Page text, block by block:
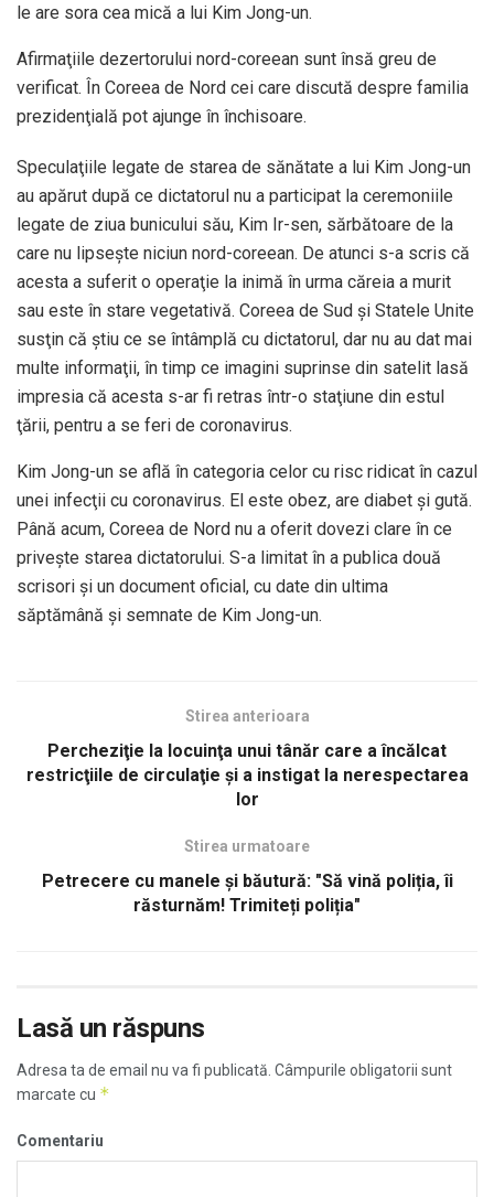
le are sora cea mică a lui Kim Jong-un.
Afirmaţiile dezertorului nord-coreean sunt însă greu de
verificat. În Coreea de Nord cei care discută despre familia
prezidenţială pot ajunge în închisoare.
Speculaţiile legate de starea de sănătate a lui Kim Jong-un
au apărut după ce dictatorul nu a participat la ceremoniile
legate de ziua bunicului său, Kim Ir-sen, sărbătoare de la
care nu lipseşte niciun nord-coreean. De atunci s-a scris că
acesta a suferit o operaţie la inimă în urma căreia a murit
sau este în stare vegetativă. Coreea de Sud şi Statele Unite
susţin că ştiu ce se întâmplă cu dictatorul, dar nu au dat mai
multe informaţii, în timp ce imagini suprinse din satelit lasă
impresia că acesta s-ar fi retras într-o staţiune din estul
ţării, pentru a se feri de coronavirus.
Kim Jong-un se află în categoria celor cu risc ridicat în cazul
unei infecţii cu coronavirus. El este obez, are diabet şi gută.
Până acum, Coreea de Nord nu a oferit dovezi clare în ce
priveşte starea dictatorului. S-a limitat în a publica două
scrisori şi un document oficial, cu date din ultima
săptămână şi semnate de Kim Jong-un.
Stirea anterioara
Percheziţie la locuinţa unui tânăr care a încălcat
restricţiile de circulaţie şi a instigat la nerespectarea
lor
Stirea urmatoare
Petrecere cu manele și băutură: "Să vină poliția, îi
răsturnăm! Trimiteți poliția"
Lasă un răspuns
Adresa ta de email nu va fi publicată. Câmpurile obligatorii sunt
marcate cu *
Comentariu